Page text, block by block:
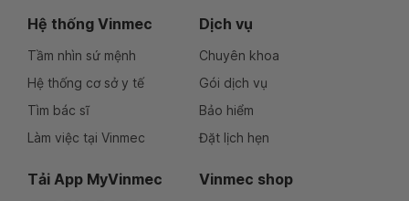
Hệ thống Vinmec
Tầm nhìn sứ mệnh
Hệ thống cơ sở y tế
Tìm bác sĩ
Làm việc tại Vinmec
Dịch vụ
Chuyên khoa
Gói dịch vụ
Bảo hiểm
Đặt lịch hẹn
Tải App MyVinmec Vinmec shop